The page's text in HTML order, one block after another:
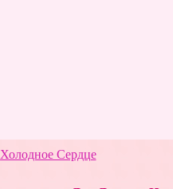
Холодное Сердце